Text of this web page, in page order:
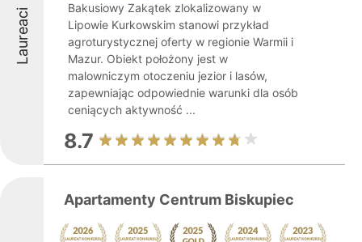
Laureaci
Bakusiowy Zakątek zlokalizowany w
Lipowie Kurkowskim stanowi przykład
agroturystycznej oferty w regionie Warmii i
Mazur. Obiekt położony jest w
malowniczym otoczeniu jezior i lasów,
zapewniając odpowiednie warunki dla osób
ceniących aktywność ...
8.7
Apartamenty Centrum Biskupiec